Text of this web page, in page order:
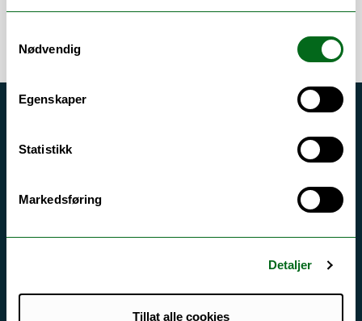
Nødvendig
Egenskaper
Statistikk
Markedsføring
Detaljer
Tillat alle cookies
Si ifra!
Personvern ved UiT
Sikkerhet, beredskap og personvern
Tilgjengelighetserklæring